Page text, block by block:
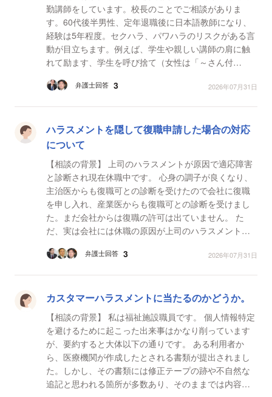
勤講師をしています。校長のことでご相談がありま
す。60代後半男性、定年退職後に日本語教師になり、
経験は5年程度。セクハラ、パワハラのリスクがある言
動が目立ちます。例えば、学生や親しい講師の肩に触
れて励ます、学生を呼び捨て（女性は「～さん付
アスをして「牛...
弁護士回答 3 2026年07月31日
ハラスメントを隠して復職申請した場合の対応
について
【相談の背景】 上司のハラスメントが原因で適応障害
と診断され現在休職中です。 心身の調子が良くなり、
主治医からも復職可との診断を受けたので会社に復職
を申し入れ、産業医からも復職可との診断を受けまし
た。まだ会社からは復職の許可は出ていません。 た
だ、実は会社には休職の原因が上司のハラスメントで
総務...
弁護士回答 3 2026年07月31日
カスタマーハラスメントに当たるのかどうか。
【相談の背景】 私は福祉施設職員です。 個人情報特定
を避けるために起こった出来事はかなり削っています
が、要約すると大体以下の通りです。 ある利用者か
ら、医療機関が作成したとされる書類が提出されまし
た。しかし、その書類には修正テープの跡や不自然な
追記と思われる箇所が多数あり、そのままでは内容を